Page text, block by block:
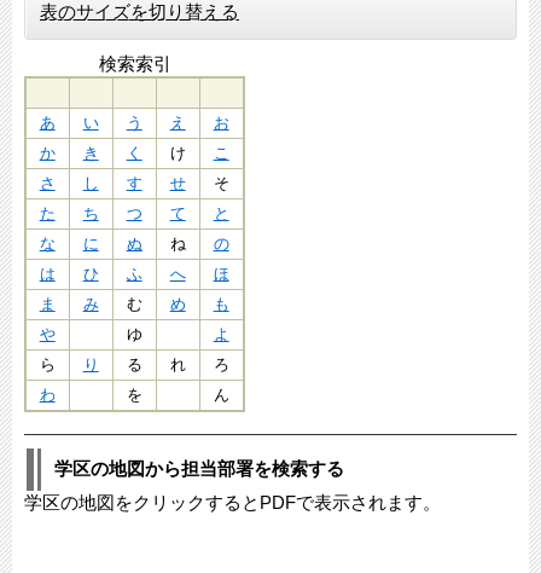
表のサイズを切り替える
検索索引
あ い う え
お
か
き く け
こ
さ
し す せ
そ
た
ち つ て
と
な
に ぬ ね
の
は
ひ ふ へ
ほ
ま
み む め
も
や
ゆ
よ
ら
り る れ
ろ
わ
を ん
学区の地図から担当部署を検索する
学区の地図をクリックするとPDFで表示されます。